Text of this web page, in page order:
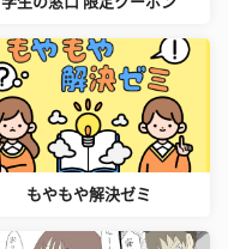
もやもや解決ゼミ